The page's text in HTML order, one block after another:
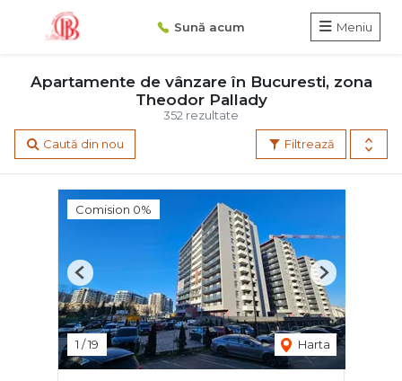
Sună acum Meniu
352 rezultate
Apartamente de vânzare în Bucuresti, zona
Theodor Pallady
Filtrează
Caută din nou
Comision 0%
1 /19 Harta
Previous Next